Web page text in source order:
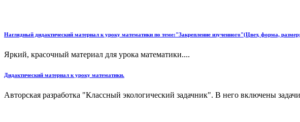
Наглядный дидактический материал к уроку математики по теме:"Закрепление изученного"(Цвет, форма,
Яркий, красочный материал для урока математики....
Дидактический материал к уроку математики.
Авторская разработка "Классный экологический задачник". В него включены